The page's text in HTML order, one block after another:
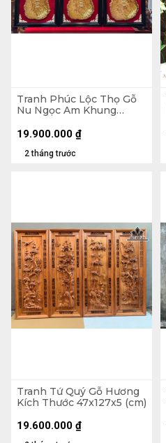
Tranh Phúc Lộc Thọ Gỗ
Nu Ngọc Am Khung
2 tháng trước
19.900.000 ₫
Tranh Tứ Quý Gỗ Hương
Kích Thước 47x127x5 (cm)
19.600.000 ₫